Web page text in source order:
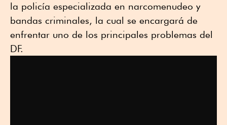
la policía especializada en narcomenudeo y
bandas criminales, la cual se encargará de
enfrentar uno de los principales problemas del
DF.